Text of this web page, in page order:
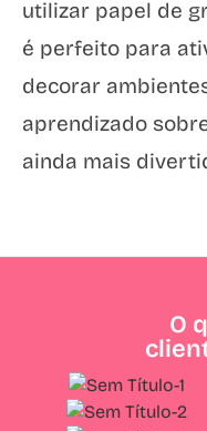
utilizar papel de
é perfeito para
decorar
aprendizado
ainda mais
O